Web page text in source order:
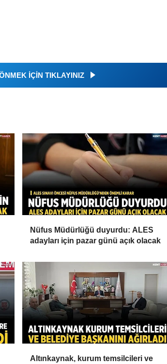
İÇİN TIKLAYINIZ
Nüfus Müdürlüğü duyurdu: ALES
adayları için pazar günü açık olacak
Altınkaynak, kurum temsilcileri ve